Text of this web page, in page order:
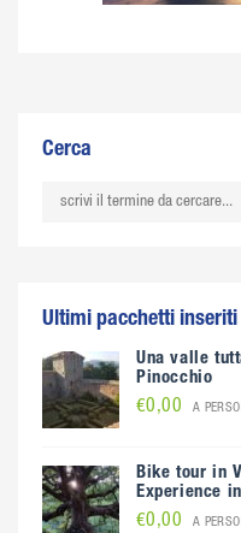
Cerca
Ultimi pacchetti inseriti
Una valle
Pinocchio
€0,00 A
Bike tour in
Experience
€0,00 A